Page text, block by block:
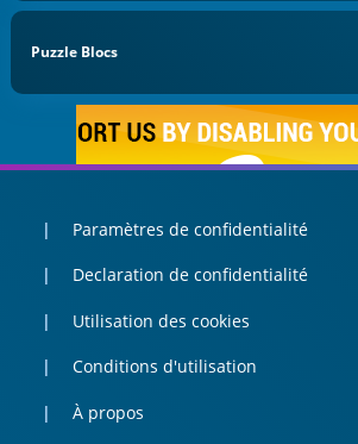
Puzzle Blocs
Paramètres de confidentialité
Declaration de confidentialité
Utilisation des cookies
Conditions d'utilisation
À propos